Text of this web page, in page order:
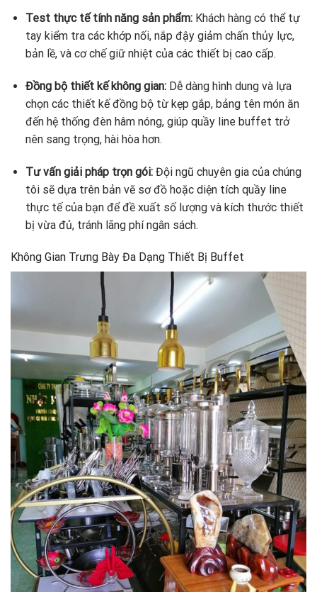
Test thực tế tính năng sản phẩm:Khách hàng có thể tự
tay kiểm tra các khớp nối, nắp đậy giảm chấn thủy lực,
bản lề, và cơ chế giữ nhiệt của các thiết bị cao cấp.
Đồng bộ thiết kế không gian:Dễ dàng hình dung và lựa
chọn các thiết kế đồng bộ từ kẹp gắp, bảng tên món ăn
đến hệ thống đèn hâm nóng, giúp quầy line buffet trở
nên sang trọng, hài hòa hơn.
Tư vấn giải pháp trọn gói:Đội ngũ chuyên gia của chúng
tôi sẽ dựa trên bản vẽ sơ đồ hoặc diện tích quầy line
thực tế của bạn để đề xuất số lượng và kích thước thiết
bị vừa đủ, tránh lãng phí ngân sách.
Không Gian Trưng Bày Đa Dạng Thiết Bị Buffet